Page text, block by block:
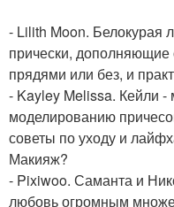
- Lilith Moon. Белокурая
прически,
прядями или без, и
- Kayley Melissa. Кейли -
моделированию
советы по уходу и
Макияж?
- Pixiwoo. Саманта и
любовь огромным